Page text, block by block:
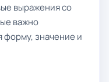
выражения со
важно
форму, значение и